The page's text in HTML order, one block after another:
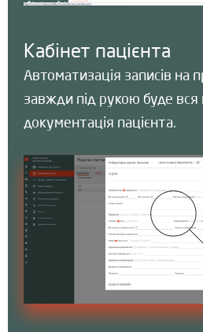
Кабінет пацієнта
Автоматизація записів на
завжди під рукою буде
документація пацієнта.